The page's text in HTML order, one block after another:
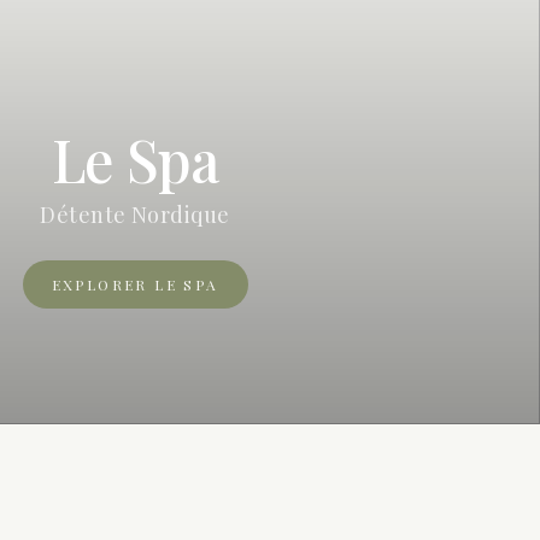
Le Spa
Détente Nordique
EXPLORER LE SPA